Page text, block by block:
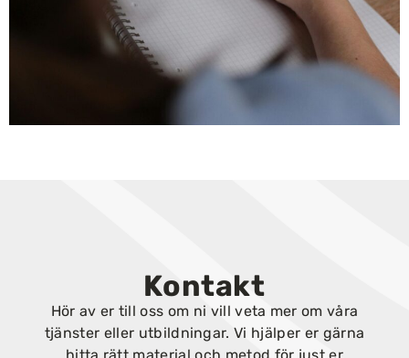
Kontakt
Hör av er till oss om ni vill veta mer om våra
tjänster eller utbildningar. Vi hjälper er gärna